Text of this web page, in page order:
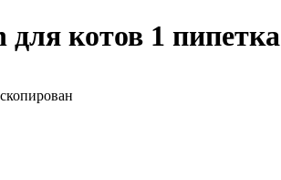
котов 1 пипетка
скопирован